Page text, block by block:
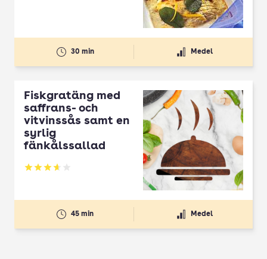
30 min Medel
Fiskgratäng med
saffrans- och
vitvinssås samt en
syrlig
fänkålssallad
Betyg: 3.67 av 5
45 min Medel